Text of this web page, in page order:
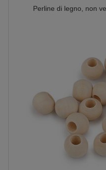
Perline di legno, non